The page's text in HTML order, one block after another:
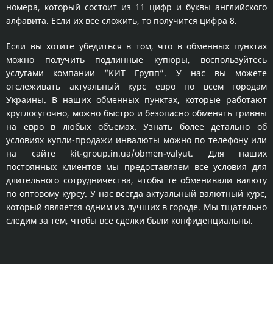
номера, который состоит из 11 цифр и буквы английского
алфавита. Если их все сложить, то получится цифра 8.
Если вы хотите убедиться в том, что в обменных пунктах
можно получить подлинные купюры, воспользуйтесь
услугами компании “КИТ Групп”. У нас вы можете
отслеживать актуальный курс евро по всем городам
Украины. В наших обменных пунктах, которые работают
круглосуточно, можно быстро и безопасно обменять гривны
на евро в любых объемах. Узнать более детально об
условиях купли-продажи инвалюты можно по телефону или
на сайте kit-group.in.ua/obmen-valyut. Для наших
постоянных клиентов мы предоставляем все условия для
длительного сотрудничества, чтобы те обменивали валюту
по оптовому курсу. У нас всегда актуальный валютный курс,
который является одним из лучших в городе. Мы тщательно
следим за тем, чтобы все сделки были конфиденциальны.